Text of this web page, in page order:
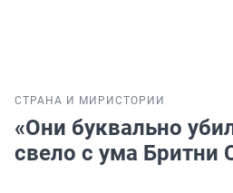
СТРАНА И МИР ИСТОРИИ
«Они буквально
свело с ума Бритни